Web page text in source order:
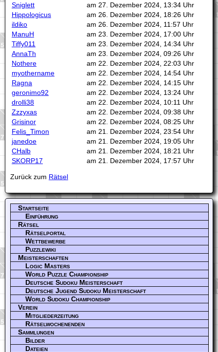
Sniglett
am 27. Dezember 2024, 13:34 Uhr
Hippologicus
am 26. Dezember 2024, 18:26 Uhr
ildiko
am 26. Dezember 2024, 11:57 Uhr
ManuH
am 23. Dezember 2024, 17:00 Uhr
Tiffy011
am 23. Dezember 2024, 14:34 Uhr
AnnaTh
am 23. Dezember 2024, 09:26 Uhr
Nothere
am 22. Dezember 2024, 22:03 Uhr
myothername
am 22. Dezember 2024, 14:54 Uhr
Ragna
am 22. Dezember 2024, 14:15 Uhr
geronimo92
am 22. Dezember 2024, 13:24 Uhr
drolli38
am 22. Dezember 2024, 10:11 Uhr
Zzzyxas
am 22. Dezember 2024, 09:38 Uhr
Grisinor
am 22. Dezember 2024, 08:25 Uhr
Felis_Timon
am 21. Dezember 2024, 23:54 Uhr
janedoe
am 21. Dezember 2024, 19:05 Uhr
CHalb
am 21. Dezember 2024, 18:21 Uhr
SKORP17
am 21. Dezember 2024, 17:57 Uhr
Zurück zum Rätsel
Startseite
Einführung
Rätsel
Rätselportal
Wettbewerbe
Puzzlewiki
Meisterschaften
Logic Masters
World Puzzle Championship
Deutsche Sudoku Meisterschaft
Deutsche Jugend Sudoku Meisterschaft
World Sudoku Championship
Verein
Mitgliederzeitung
Rätselwochenenden
Sammlungen
Bilder
Dateien